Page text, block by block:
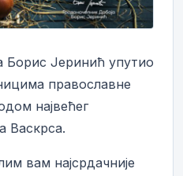
Борис Јеринић упутио
православне
највећег
Васкрса.
вам најсрдачније